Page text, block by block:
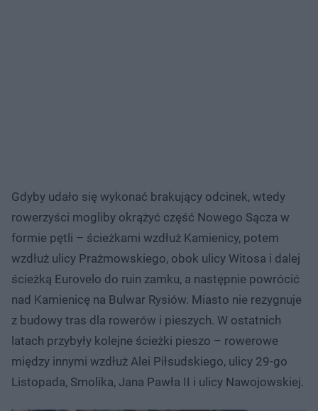
Gdyby udało się wykonać brakujący odcinek, wtedy
rowerzyści mogliby okrążyć część Nowego Sącza w
formie pętli – ścieżkami wzdłuż Kamienicy, potem
wzdłuż ulicy Prażmowskiego, obok ulicy Witosa i dalej
ścieżką Eurovelo do ruin zamku, a następnie powrócić
nad Kamienicę na Bulwar Rysiów. Miasto nie rezygnuje
z budowy tras dla rowerów i pieszych. W ostatnich
latach przybyły kolejne ścieżki pieszo – rowerowe
między innymi wzdłuż Alei Piłsudskiego, ulicy 29-go
Listopada, Smolika, Jana Pawła II i ulicy Nawojowskiej.